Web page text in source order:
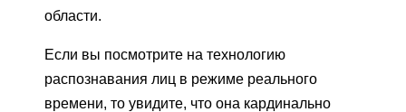
области.
Если вы посмотрите на технологию
распознавания лиц в режиме реального
времени, то увидите, что она кардинально